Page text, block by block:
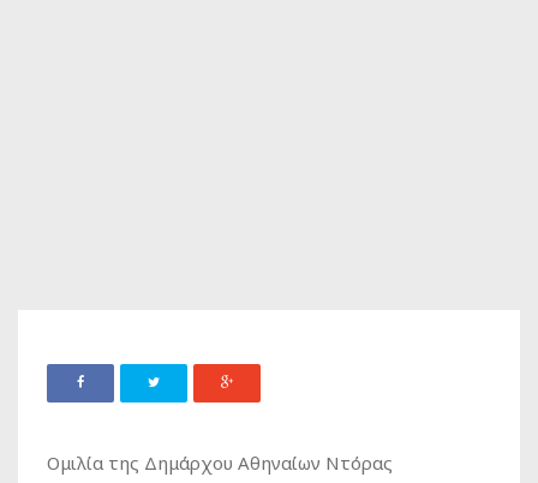
Ομιλία της Δημάρχου Αθηναίων Ντόρας